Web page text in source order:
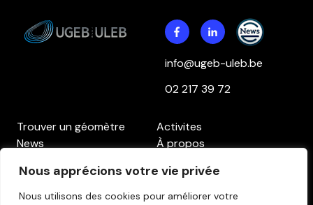
Nous apprécions votre vie privée
Nous utilisons des cookies pour améliorer votre
Trouver un géomètre
Activites
News
À propos
Politique de confidentialitéPolitique des cookies
Clause de non-
info@ugeb-uleb.be
02 217 39 72